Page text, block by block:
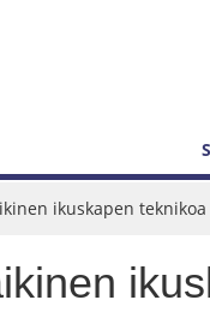
ikuskapen teknikoa